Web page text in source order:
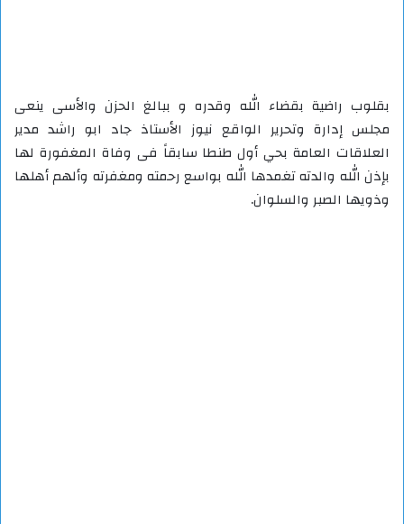
بقلوب راضية بقضاء الله وقدره و ببالغ الحزن والأسى ينعى
مجلس إدارة وتحرير الواقع نيوز الأستاذ جاد ابو راشد مدير
العلاقات العامة بحي أول طنطا سابقاً فى وفاة المغفورة لها
بإذن الله والدته تغمدها الله بواسع رحمته ومغفرته وألهم أهلها
وذويها الصبر والسلوان.